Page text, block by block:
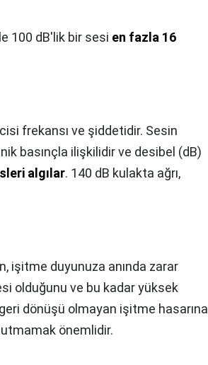
100 dB'lik bir sesi en fazla 16
frekansı ve şiddetidir. Sesin
basınçla ilişkilidir ve desibel (dB)
algılar. 140 dB kulakta ağrı,
işitme duyunuza anında zarar
olduğunu ve bu kadar yüksek
dönüşü olmayan işitme hasarına
önemlidir.